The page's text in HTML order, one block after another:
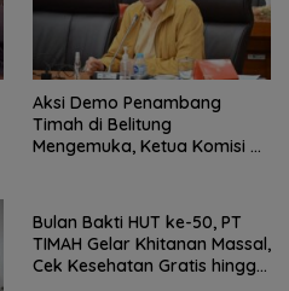
Aksi Demo Penambang
Timah di Belitung
Mengemuka, Ketua Komisi XII
Bulan Bakti HUT ke-50, PT
TIMAH Gelar Khitanan Massal,
Cek Kesehatan Gratis hingga